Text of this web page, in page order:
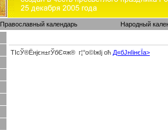
Православный календарь Народный
ТІсЎ®Ёнјєн±­гЎ­бЄ¤ж® г¦°о©ІжІј оћ Д«бЈ­нІінєЇa>